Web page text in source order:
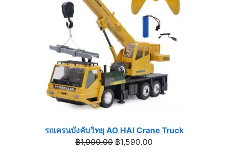
รถเครนบังคับวิทยุ AO HAI Crane Truck
฿1,900.00 Original
฿1,590.00